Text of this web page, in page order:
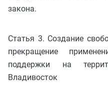
закона.
Статья 3. Создание
прекращение
поддержки на
Владивосток